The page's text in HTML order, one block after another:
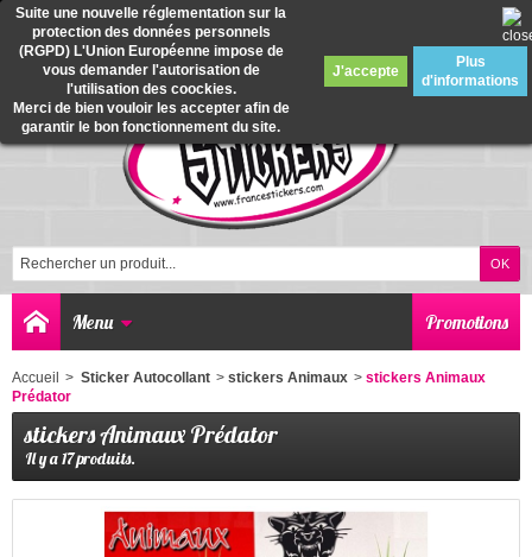
Menu Promotions
Suite une nouvelle réglementation sur la
protection des données personnels
(RGPD) L'Union Européenne impose de
vous demander l'autorisation de
l'utilisation des coockies.
Merci de bien vouloir les accepter afin de
garantir le bon fonctionnement du site.
J'accepte
Plus
d'informations
Accueil > Sticker Autocollant > stickers Animaux > stickers Animaux
Prédator
stickers Animaux Prédator
Il y a 17 produits.